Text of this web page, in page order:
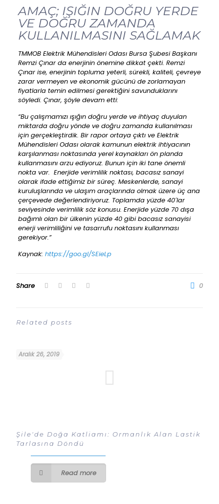
AMAÇ; IŞIĞIN DOĞRU YERDE
VE DOĞRU ZAMANDA
KULLANILMASINI SAĞLAMAK
TMMOB Elektrik Mühendisleri Odası Bursa Şubesi Başkanı
Remzi Çınar da enerjinin önemine dikkat çekti. Remzi
Çınar ise, enerjinin topluma yeterli, sürekli, kaliteli, çevreye
zarar vermeyen ve ekonomik gücünü de zorlamayan
fiyatlarla temin edilmesi gerektiğini savunduklarını
söyledi. Çınar, şöyle devam etti:
“Bu çalışmamızı ışığın doğru yerde ve ihtiyaç duyulan
miktarda doğru yönde ve doğru zamanda kullanılması
için gerçekleştirdik. Bir rapor ortaya çıktı ve Elektrik
Mühendisleri Odası olarak kamunun elektrik ihtiyacının
karşılanması noktasında yerel kaynakları ön planda
kullanmasını arzu ediyoruz. Bunun için iki tane önemli
nokta var. Enerjide verimlilik noktası, bacasız sanayi
olarak ifade ettiğimiz bir süreç. Meskenlerde, sanayi
kuruluşlarında ve ulaşım araçlarında olmak üzere üç ana
çerçevede değerlendiriyoruz. Toplamda yüzde 40´lar
seviyesinde verimlilik söz konusu. Enerjide yüzde 70 dışa
bağımlı olan bir ülkenin yüzde 40 gibi bacasız sanayisi
enerji verimliliğini ve tasarrufu noktasını kullanması
gerekiyor.”
Kaynak: https://goo.gl/SEieLp
Share 0
Related posts
Aralık 26, 2019
Şile'de Doğa Katliamı: Ormanlık Alan Lastik
Tarlasına Döndü
Read more